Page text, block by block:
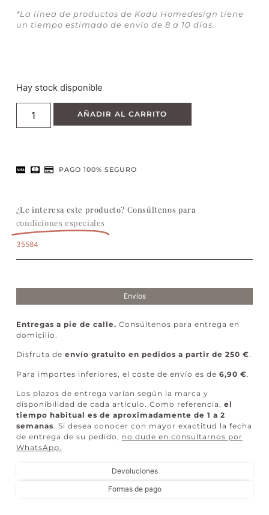
*La línea de productos de Kodu Homedesign tiene
un tiempo estimado de envío de 8 a 10 días.
Hay stock disponible
AÑADIR AL CARRITO
PAGO 100% SEGURO
¿Le interesa este producto? Consúltenos para
condiciones especiales
35584
Envíos
Devoluciones
Formas de pago
Entregas a pie de calle. Consúltenos para entrega en
domicilio.
Disfruta de envío gratuito en pedidos a partir de 250 €.
Para importes inferiores, el coste de envío es de 6,90 €
Los plazos de entrega varían según la marca y
disponibilidad de cada artículo. Como referencia, el
tiempo habitual es de aproximadamente de 1 a 2
semanas. Si desea conocer con mayor exactitud la fecha
de entrega de su pedido, no dude en consultarnos por
WhatsApp.